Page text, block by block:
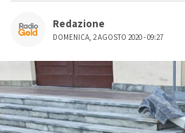
Redazione
DOMENICA, 2 AGOSTO 2020 - 09:27